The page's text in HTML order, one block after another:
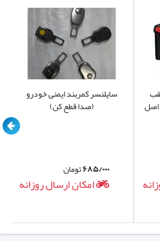
سایلنسر کمربند ایمنی خودرو
(صدا قطع کن)
۶۸۵/۰۰۰تومان
امکان ارسال روزانه